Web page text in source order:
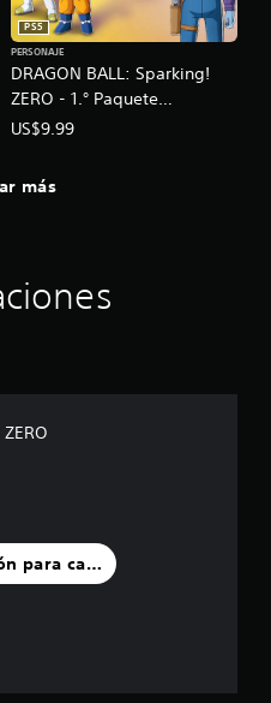
DRAGON BALL: Sparking!
ZERO - 1.° Paquete
personajes de DAIMA
PS5
PERSONAJE
US$9.99
más
para calificar